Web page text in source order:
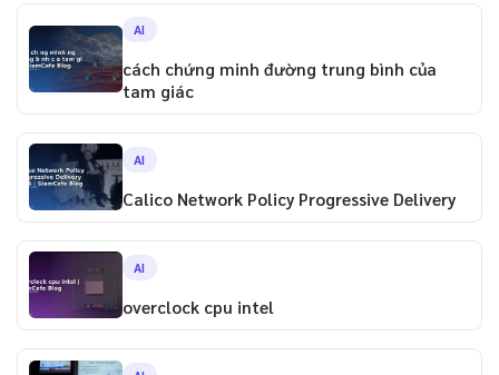
AI
cách chứng minh đường trung bình của
tam giác
AI
Calico Network Policy Progressive Delivery
AI
overclock cpu intel